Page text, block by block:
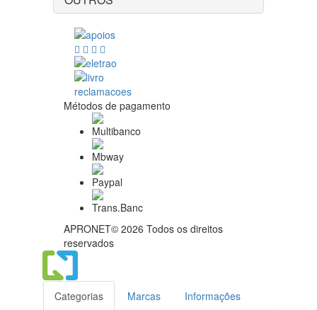
Métodos de pagamento
APRONET© 2026 Todos os direitos
reservados
Categorias Marcas
Informações